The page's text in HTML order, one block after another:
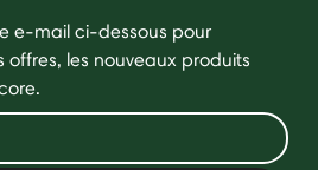
e-mail ci-dessous pour
offres, les nouveaux produits